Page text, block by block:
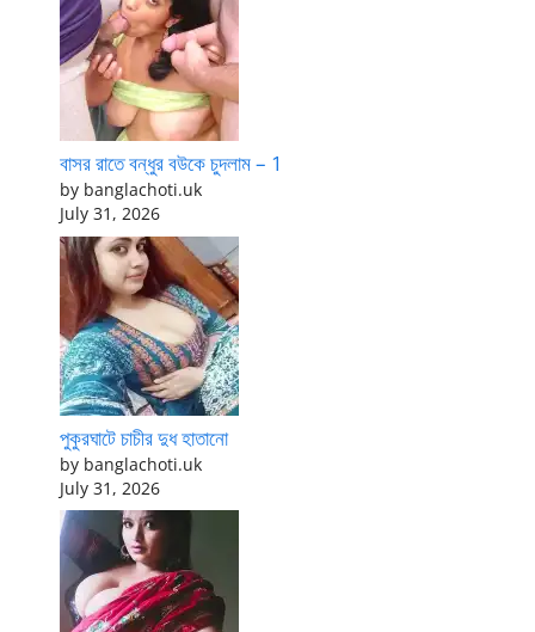
বাসর রাতে বন্ধুর বউকে চুদলাম – 1
by banglachoti.uk
July 31, 2026
পুকুরঘাটে চাচীর দুধ হাতানো
by banglachoti.uk
July 31, 2026